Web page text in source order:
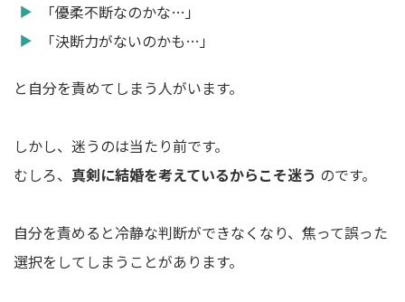
「優柔不断なのかな…」
「決断力がないのかも…」
と自分を責めてしまう人がいます。
しかし、迷うのは当たり前です。
むしろ、 真剣に結婚を考えているからこそ迷う のです。
自分を責めると冷静な判断ができなくなり、焦って誤った
選択をしてしまうことがあります。